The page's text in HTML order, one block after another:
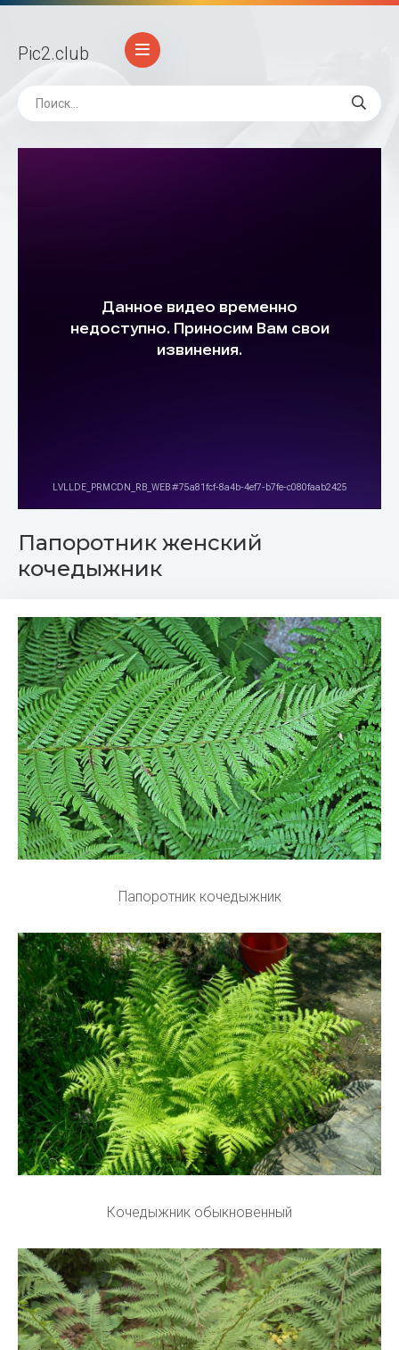
Pic2.club
Папоротник женский
кочедыжник
Папоротник кочедыжник
Кочедыжник обыкновенный